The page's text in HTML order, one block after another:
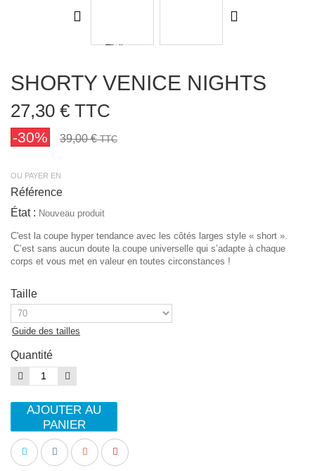
SHORTY VENICE NIGHTS
27,30 € TTC
-30% 39,00 €TTC
OU PAYER EN
Référence
État : Nouveau produit
C'est la coupe hyper tendance avec les côtés larges style « short ».
C’est sans aucun doute la coupe universelle qui s’adapte à chaque
corps et vous met en valeur en toutes circonstances !
Taille
Guide des tailles
Quantité
AJOUTER AU
PANIER